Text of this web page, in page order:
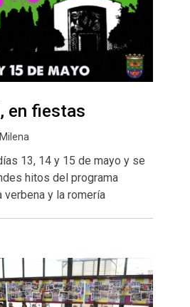
en fiestas
13, 14 y 15 de mayo y se
hitos del programa
y la romería